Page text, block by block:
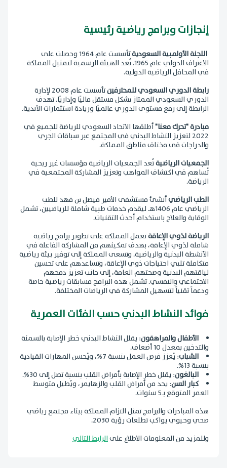
إنجازات وبرامج رياضية رئيسية
اللجنة الأولمبية السعودية ت
أسست عام 1964 وحصلت على
الاعتراف الدولي عام 1965. تُعد الهيئة الرسمية لتمثيل المملكة
في المحافل الرياضية الدولية.
رابطة الدوري السعودي للمحترفين
تأسست عام 2008 لإدارة
الدوري السعودي الممتاز بشكل مستقل ماليًا وإداريًا. تهدف
الرابطة إلى رفع مستوى الدوري عالميًا وزيادة استثمارات الأندية.
مبادرة "تحرك معنا"أطلقها الاتحاد السعودي للرياضة للجميع في
2022 لتعزيز النشاط البدني في المجتمع عبر سباقات الجري
والدراجات في مختلف مناطق المملكة.
الجمعيات الرياضيةتُعد الجمعيات الرياضية مؤسسات غير ربحية
تُساهم في اكتشاف المواهب وتعزيز المشاركة المجتمعية في
الرياضة.
الطب الرياضيأنشئ مستشفى الأمير فيصل بن فهد للطب
الرياضي عام 1406هـ ليقدم خدمات طبية شاملة للرياضيين، تشمل
الوقاية والعلاج باستخدام أحدث التقنيات.
الرياضة لذوي الإعاقةتعمل المملكة على تطوير برامج رياضية
شاملة لذوي الإعاقة، بهدف تمكينهم من المشاركة الفاعلة في
الأنشطة البدنية والرياضية. وتسعى المملكة إلى توفير بيئة رياضية
متكاملة تلبي احتياجات ذوي الإعاقة، وتساعدهم على تحسين
لياقتهم البدنية وصحتهم العامة، إلى جانب تعزيز دمجهم
الاجتماعي والنفسي. تشمل هذه البرامج مسابقات رياضية خاصة
ودعماً تقنياً لتسهيل المشاركة في الرياضات المختلفة.
فوائد النشاط البدني حسب الفئات العمرية
الأطفال والمراهقون: يقلل النشاط البدني خطر الإصابة بالسمنة
والتدخين بمعدل 10 أضعاف.
الشباب
: يُعزز فرص العمل بنسبة 7%، ويُحسن المهارات القيادية
بنسبة 13%.
البالغون: يقلل خطر الإصابة بأمراض القلب بنسبة تصل إلى 30%.
كبار السن: يحد من أمراض القلب والزهايمر، ويُطيل متوسط
العمر المتوقع بـ5 سنوات.
هذه المبادرات والبرامج تمثل التزام المملكة ببناء مجتمع رياضي
صحي وحيوي يواكب تطلعات رؤية 2030.
وللمزيد من المعلومات الاطلاع علىالرابط التالي